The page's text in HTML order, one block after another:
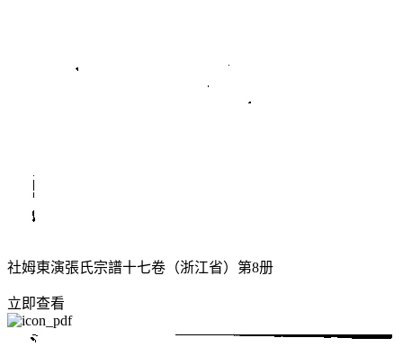
社姆東演張氏宗譜十七卷（浙江省）第8册
立即查看